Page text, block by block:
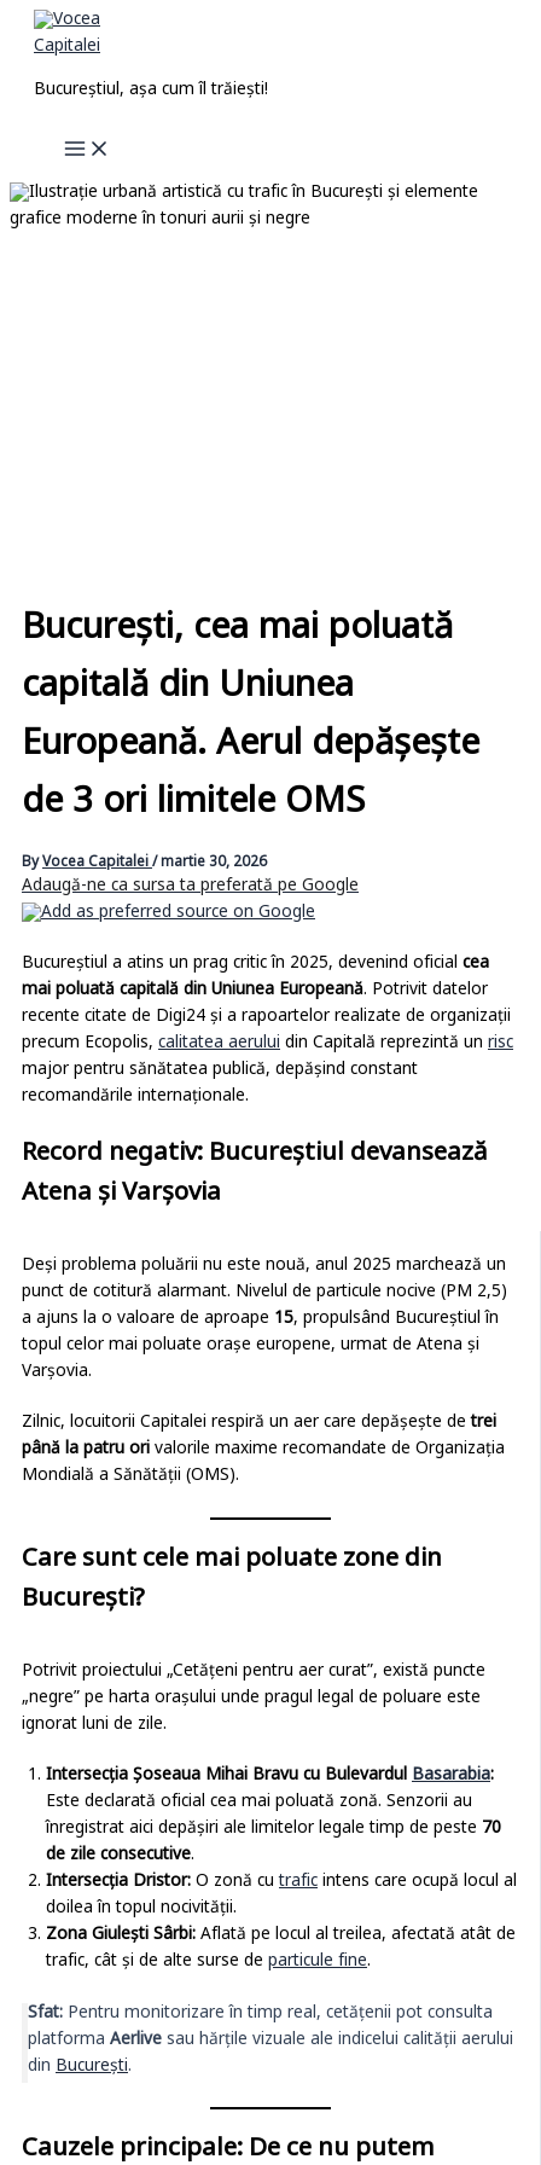
Skip
Bucureștiul, așa cum îl trăiești!
București, cea mai poluată
capitală din Uniunea
Europeană. Aerul depășește
de 3 ori limitele OMS
ByVocea Capitalei/martie 30, 2026
Adaugă-ne ca sursa ta preferată pe Google
Bucureștiul a atins un prag critic în 2025, devenind oficial cea
mai poluată capitală din Uniunea Europeană. Potrivit datelor
recente citate de Digi24 și a rapoartelor realizate de organizații
precum Ecopolis, calitatea aerului din Capitală reprezintă un risc
major pentru sănătatea publică, depășind constant
recomandările internaționale.
Record negativ: Bucureștiul devansează
Atena și Varșovia
Deși problema poluării nu este nouă, anul 2025 marchează un
punct de cotitură alarmant. Nivelul de particule nocive (PM 2,5)
a ajuns la o valoare de aproape 15, propulsând Bucureștiul în
topul celor mai poluate orașe europene, urmat de Atena și
Varșovia.
Zilnic, locuitorii Capitalei respiră un aer care depășește detrei
până la patru ori valorile maxime recomandate de Organizația
Mondială a Sănătății (OMS).
Care sunt cele mai poluate zone din
București?
Potrivit proiectului „Cetățeni pentru aer curat”, există puncte
„negre” pe harta orașului unde pragul legal de poluare este
ignorat luni de zile.
Intersecția Șoseaua Mihai Bravu cu Bulevardul Basarabia:
Este declarată oficial cea mai poluată zonă. Senzorii au
înregistrat aici depășiri ale limitelor legale timp de peste 70
de zile consecutive.
Intersecția Dristor: O zonă cutrafic intens care ocupă locul al
doilea în topul nocivității.
Zona Giulești Sârbi: Aflată pe locul al treilea, afectată atât de
trafic, cât și de alte surse de particule fine.
Sfat: Pentru monitorizare în timp real, cetățenii pot consulta
platforma Aerlive sau hărțile vizuale ale indicelui calității aerului
din București.
Cauzele principale: De ce nu putem